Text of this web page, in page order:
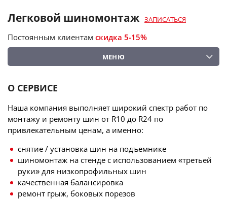
Легковой шиномонтаж ЗАПИСАТЬСЯ
Постоянным клиентам скидка 5-15%
МЕНЮ
О СЕРВИСЕ
Наша компания выполняет широкий спектр работ по
монтажу и ремонту шин от R10 до R24 по
привлекательным ценам, а именно:
снятие / установка шин на подъемнике
шиномонтаж на стенде с использованием «третьей
руки» для низкопрофильных шин
качественная балансировка
ремонт грыж, боковых порезов